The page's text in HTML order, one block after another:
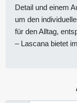
Detail und einem
um den
für den Alltag,
– Lascana bietet